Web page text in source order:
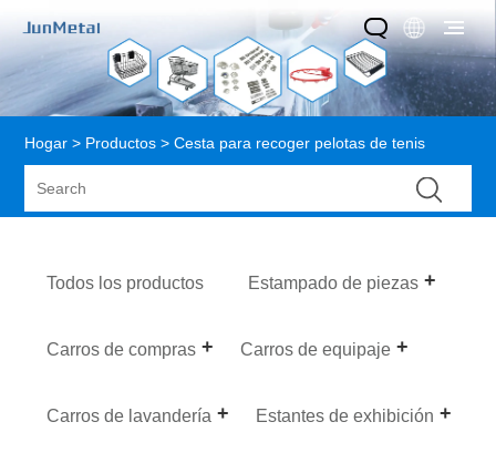
Hogar > Productos > Cesta para recoger pelotas de tenis
Todos los productos Estampado de piezas
Carros de compras Carros de equipaje
Carros de lavandería Estantes de exhibición